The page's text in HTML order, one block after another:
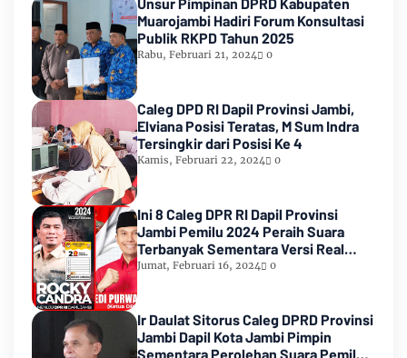
Unsur Pimpinan DPRD Kabupaten
Muarojambi Hadiri Forum Konsultasi
Publik RKPD Tahun 2025
Rabu, Februari 21, 2024 0
Caleg DPD RI Dapil Provinsi Jambi,
Elviana Posisi Teratas, M Sum Indra
Tersingkir dari Posisi Ke 4
Kamis, Februari 22, 2024 0
Ini 8 Caleg DPR RI Dapil Provinsi
Jambi Pemilu 2024 Peraih Suara
Terbanyak Sementara Versi Real
Count KPU RI
Jumat, Februari 16, 2024 0
Ir Daulat Sitorus Caleg DPRD Provinsi
Jambi Dapil Kota Jambi Pimpin
Sementara Perolehan Suara Pemilu